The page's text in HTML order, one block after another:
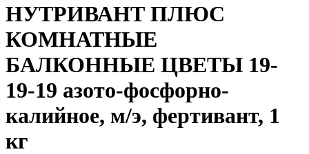
НУТРИВАНТ ПЛЮС
КОМНАТНЫЕ
БАЛКОННЫЕ ЦВЕТЫ 19-
19-19 азото-фосфорно-
калийное, м/э, фертивант, 1
кг